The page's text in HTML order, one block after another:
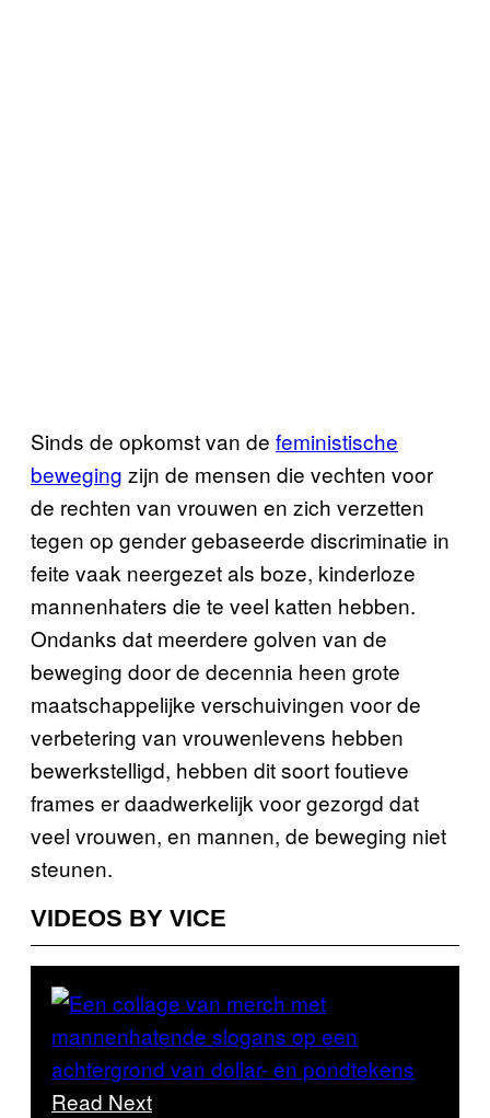
Sinds de opkomst van de feministische
beweging zijn de mensen die vechten voor
de rechten van vrouwen en zich verzetten
tegen op gender gebaseerde discriminatie in
feite vaak neergezet als boze, kinderloze
mannenhaters die te veel katten hebben.
Ondanks dat meerdere golven van de
beweging door de decennia heen grote
maatschappelijke verschuivingen voor de
verbetering van vrouwenlevens hebben
bewerkstelligd, hebben dit soort foutieve
frames er daadwerkelijk voor gezorgd dat
veel vrouwen, en mannen, de beweging niet
steunen.
VIDEOS BY VICE
Read Next